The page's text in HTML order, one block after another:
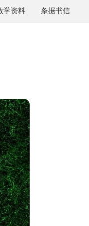
学资料 条据书信